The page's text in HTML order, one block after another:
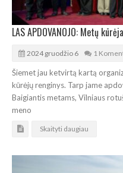
2024 gruodžio 6 1
Šiemet jau ketvirtą kartą
kūrėjų renginys. Tarp jame
Baigiantis metams, Vilniaus
meno
Skaityti daugiau